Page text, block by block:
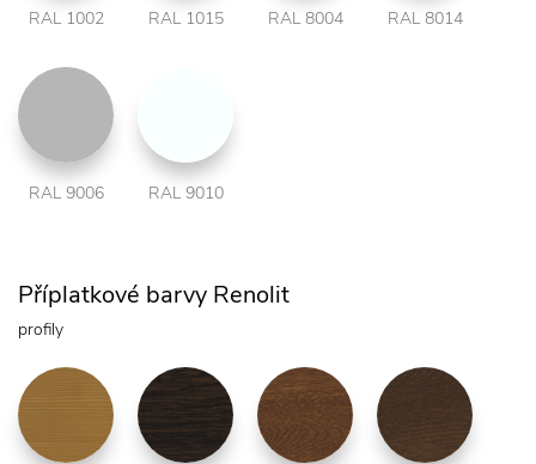
RAL 1002 RAL 1015 RAL 8004 RAL 8014
RAL 9006 RAL 9010
Příplatkové barvy Renolit
profily